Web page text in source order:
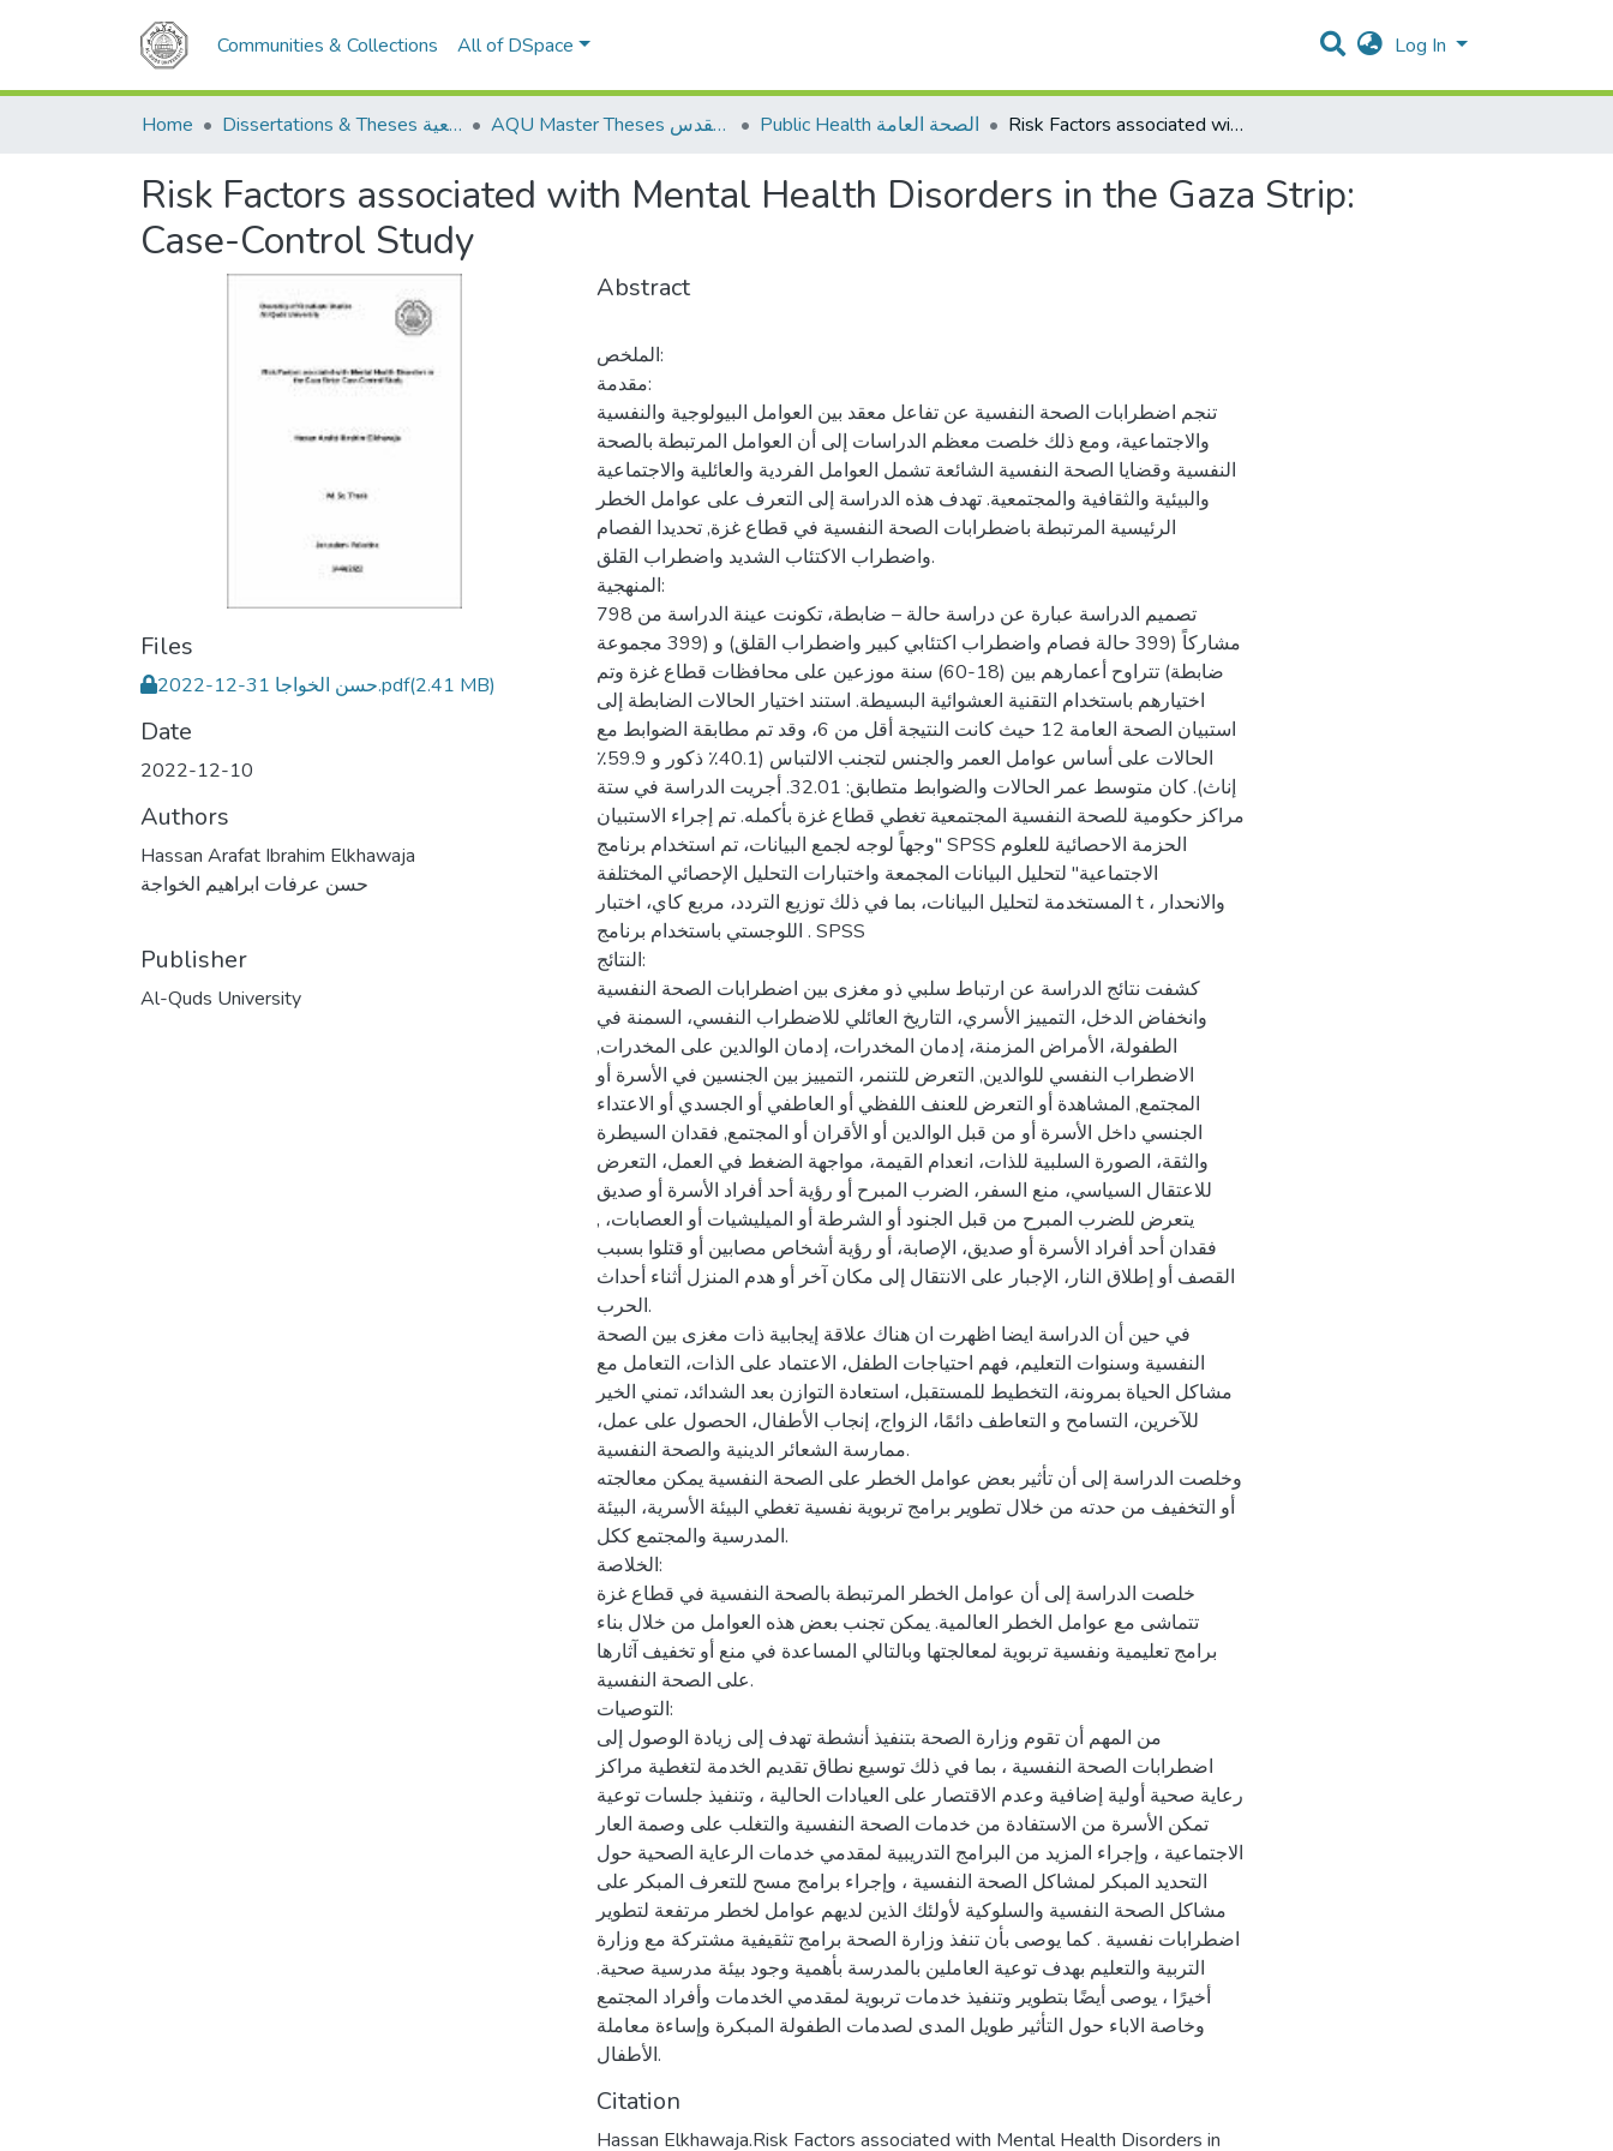
Communities & Collections All of DSpace Log In
Home Dissertations & Theses الرسائل الجامعية AQU Master Theses الرسائل الجامعية الخاصة بجامعة القدس Public Health الصحة العامة Risk Factors associated with Mental Health Disorders in the Gaza Strip: Case-Control Study
Risk Factors associated with Mental Health Disorders in the Gaza Strip:
Case-Control Study
Files
حسن الخواجا 31-12-2022.pdf(2.41 MB)
Date
2022-12-10
Authors
Hassan Arafat Ibrahim Elkhawaja
حسن عرفات ابراهيم الخواجة
Publisher
Al-Quds University
Abstract
الملخص:
مقدمة:
تنجم اضطرابات الصحة النفسية عن تفاعل معقد بين العوامل البيولوجية والنفسية
والاجتماعية، ومع ذلك خلصت معظم الدراسات إلى أن العوامل المرتبطة بالصحة
النفسية وقضايا الصحة النفسية الشائعة تشمل العوامل الفردية والعائلية والاجتماعية
والبيئية والثقافية والمجتمعية. تهدف هذه الدراسة إلى التعرف على عوامل الخطر
الرئيسية المرتبطة باضطرابات الصحة النفسية في قطاع غزة, تحديدا الفصام
واضطراب الاكتئاب الشديد واضطراب القلق.
المنهجية:
تصميم الدراسة عبارة عن دراسة حالة – ضابطة، تكونت عينة الدراسة من 798
مشاركاً (399 حالة فصام واضطراب اكتئابي كبير واضطراب القلق) و (399 مجموعة
ضابطة) تتراوح أعمارهم بين (18-60) سنة موزعين على محافظات قطاع غزة وتم
اختيارهم باستخدام التقنية العشوائية البسيطة. استند اختيار الحالات الضابطة إلى
استبيان الصحة العامة 12 حيث كانت النتيجة أقل من 6، وقد تم مطابقة الضوابط مع
الحالات على أساس عوامل العمر والجنس لتجنب الالتباس (40.1٪ ذكور و 59.9٪
إناث). كان متوسط عمر الحالات والضوابط متطابق: 32.01. أجريت الدراسة في ستة
مراكز حكومية للصحة النفسية المجتمعية تغطي قطاع غزة بأكمله. تم إجراء الاستبيان
وجهاً لوجه لجمع البيانات، تم استخدام برنامج" SPSS الحزمة الاحصائية للعلوم
الاجتماعية" لتحليل البيانات المجمعة واختبارات التحليل الإحصائي المختلفة
المستخدمة لتحليل البيانات، بما في ذلك توزيع التردد، مربع كاي، اختبار t ، والانحدار
اللوجستي باستخدام برنامج . SPSS
النتائج:
كشفت نتائج الدراسة عن ارتباط سلبي ذو مغزى بين اضطرابات الصحة النفسية
وانخفاض الدخل، التمييز الأسري، التاريخ العائلي للاضطراب النفسي، السمنة في
الطفولة، الأمراض المزمنة، إدمان المخدرات، إدمان الوالدين على المخدرات,
الاضطراب النفسي للوالدين, التعرض للتنمر، التمييز بين الجنسين في الأسرة أو
المجتمع, المشاهدة أو التعرض للعنف اللفظي أو العاطفي أو الجسدي أو الاعتداء
الجنسي داخل الأسرة أو من قبل الوالدين أو الأقران أو المجتمع, فقدان السيطرة
والثقة، الصورة السلبية للذات، انعدام القيمة، مواجهة الضغط في العمل، التعرض
للاعتقال السياسي، منع السفر، الضرب المبرح أو رؤية أحد أفراد الأسرة أو صديق
يتعرض للضرب المبرح من قبل الجنود أو الشرطة أو الميليشيات أو العصابات، ,
فقدان أحد أفراد الأسرة أو صديق، الإصابة، أو رؤية أشخاص مصابين أو قتلوا بسبب
القصف أو إطلاق النار، الإجبار على الانتقال إلى مكان آخر أو هدم المنزل أثناء أحداث
الحرب.
في حين أن الدراسة ايضا اظهرت ان هناك علاقة إيجابية ذات مغزى بين الصحة
النفسية وسنوات التعليم، فهم احتياجات الطفل، الاعتماد على الذات، التعامل مع
مشاكل الحياة بمرونة، التخطيط للمستقبل، استعادة التوازن بعد الشدائد، تمني الخير
للآخرين، التسامح و التعاطف دائمًا، الزواج، إنجاب الأطفال، الحصول على عمل،
ممارسة الشعائر الدينية والصحة النفسية.
وخلصت الدراسة إلى أن تأثير بعض عوامل الخطر على الصحة النفسية يمكن معالجته
أو التخفيف من حدته من خلال تطوير برامج تربوية نفسية تغطي البيئة الأسرية، البيئة
المدرسية والمجتمع ككل.
الخلاصة:
خلصت الدراسة إلى أن عوامل الخطر المرتبطة بالصحة النفسية في قطاع غزة
تتماشى مع عوامل الخطر العالمية. يمكن تجنب بعض هذه العوامل من خلال بناء
برامج تعليمية ونفسية تربوية لمعالجتها وبالتالي المساعدة في منع أو تخفيف آثارها
على الصحة النفسية.
التوصيات:
من المهم أن تقوم وزارة الصحة بتنفيذ أنشطة تهدف إلى زيادة الوصول إلى
اضطرابات الصحة النفسية ، بما في ذلك توسيع نطاق تقديم الخدمة لتغطية مراكز
رعاية صحية أولية إضافية وعدم الاقتصار على العيادات الحالية ، وتنفيذ جلسات توعية
تمكن الأسرة من الاستفادة من خدمات الصحة النفسية والتغلب على وصمة العار
الاجتماعية ، وإجراء المزيد من البرامج التدريبية لمقدمي خدمات الرعاية الصحية حول
التحديد المبكر لمشاكل الصحة النفسية ، وإجراء برامج مسح للتعرف المبكر على
مشاكل الصحة النفسية والسلوكية لأولئك الذين لديهم عوامل لخطر مرتفعة لتطوير
اضطرابات نفسية . كما يوصى بأن تنفذ وزارة الصحة برامج تثقيفية مشتركة مع وزارة
التربية والتعليم بهدف توعية العاملين بالمدرسة بأهمية وجود بيئة مدرسية صحية.
أخيرًا ، يوصى أيضًا بتطوير وتنفيذ خدمات تربوية لمقدمي الخدمات وأفراد المجتمع
وخاصة الاباء حول التأثير طويل المدى لصدمات الطفولة المبكرة وإساءة معاملة
الأطفال.
Citation
Hassan Elkhawaja.Risk Factors associated with Mental Health Disorders in